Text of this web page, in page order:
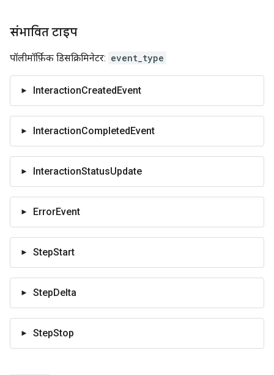
संभावित टाइप
पॉलीमॉर्फ़िक डिसक्रिमिनेटर: event_type
InteractionCreatedEvent
InteractionCompletedEvent
InteractionStatusUpdate
ErrorEvent
StepStart
StepDelta
StepStop